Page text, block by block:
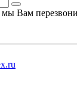
мы Вам